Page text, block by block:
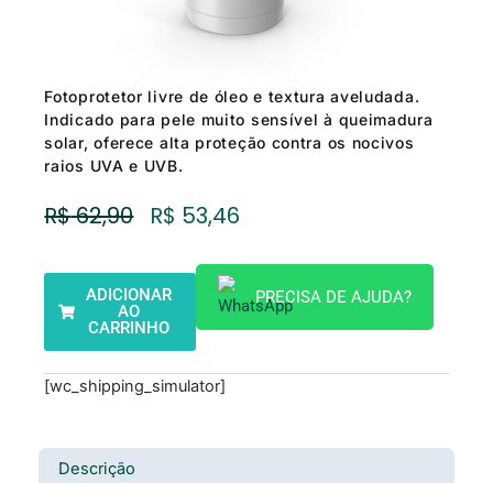
Fotoprotetor livre de óleo e textura aveludada.
Indicado para pele muito sensível à queimadura
solar, oferece alta proteção contra os nocivos
raios UVA e UVB.
R$62,90 O
Original
Era:
R$ 62,90.
R$ 53,46
Atual
R$ 53,46.
ADICIONAR
AO
CARRINHO
PRECISA DE AJUDA?
[wc_shipping_simulator]
Descrição